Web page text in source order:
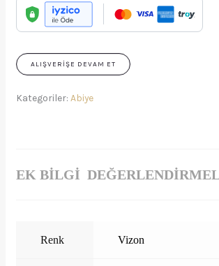
ALIŞVERIŞE DEVAM ET
Kategoriler:Abiye
EK BILGI
Renk Vizon